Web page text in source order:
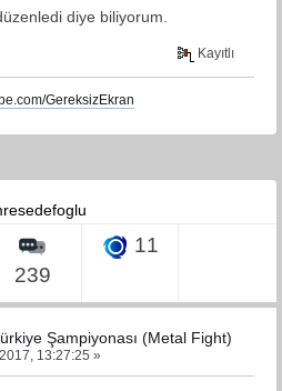
diye biliyorum.
Kayıtlı
GereksizEkran
239
11
Şampiyonası (Metal Fight)
13:27:25 »